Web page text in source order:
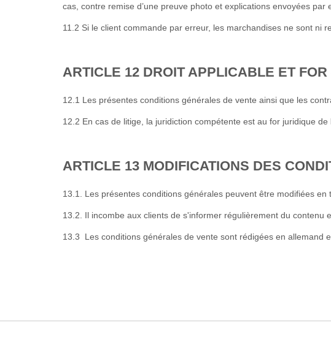
cas, contre remise d’une preuve photo et explications envoyées
11.2 Si le client commande par erreur, les marchandises ne sont ni
ARTICLE 12 DROIT APPLICABLE ET
12.1 Les présentes conditions générales de vente ainsi que les
12.2 En cas de litige, la juridiction compétente est au for juridique
ARTICLE 13 MODIFICATIONS DES
13.1. Les présentes conditions générales peuvent être modifiées en
13.2. Il incombe aux clients de s'informer régulièrement du contenu
13.3 Les conditions générales de vente sont rédigées en allemand